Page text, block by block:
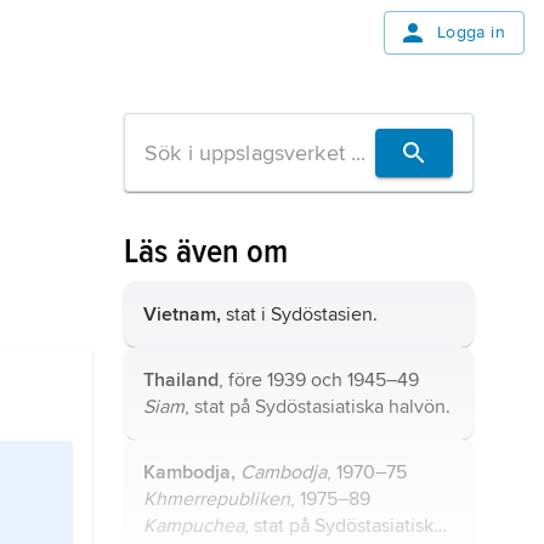
Logga in
Läs även om
Vietnam, stat i Sydöstasien.
Thailand, före 1939 och 1945–49
Siam, stat på Sydöstasiatiska halvön.
Kambodja, Cambodja, 1970–75
Khmerrepubliken, 1975–89
Kampuchea, stat på Sydöstasiatiska